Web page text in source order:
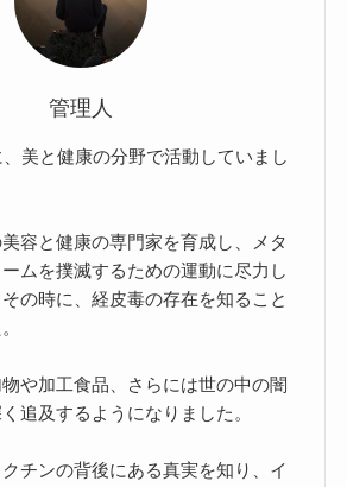
管理人
美と健康の分野で活動していまし
容と健康の専門家を育成し、メタ
ムを撲滅するための運動に尽力し
の時に、経皮毒の存在を知ること
や加工食品、さらには世の中の闇
追及するようになりました。
チンの背後にある真実を知り、イ